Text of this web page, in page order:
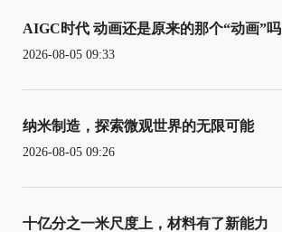
AIGC时代 动画还是原来的那个“动画”吗
2026-08-05 09:33
纳米制造，探索微观世界的无限可能
2026-08-05 09:26
十亿分之一米尺度上，材料有了新能力